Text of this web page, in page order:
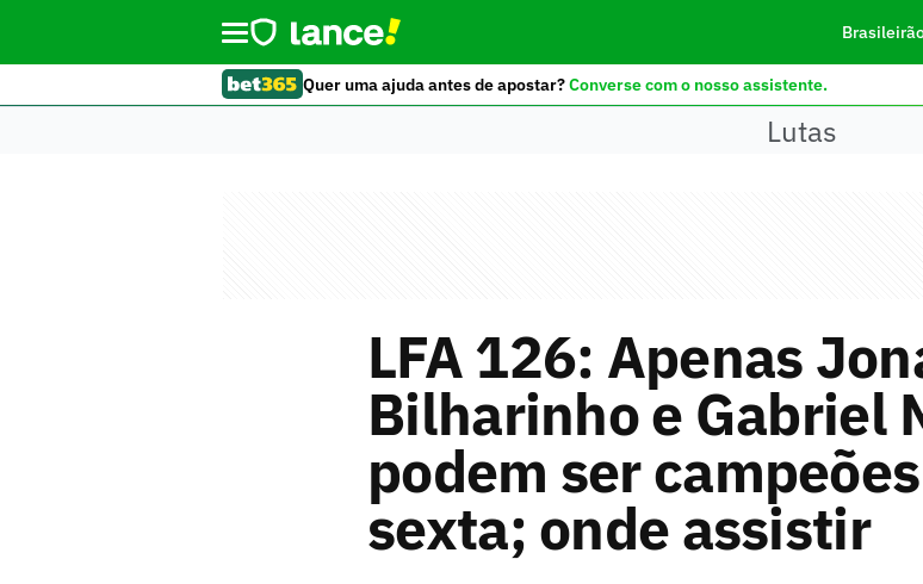
Quer uma ajuda antes de apostar?Converse com o nosso assistente.
Lutas
LFA 126: Apenas
Bilharinho e Gabriel
podem ser
sexta; onde assistir